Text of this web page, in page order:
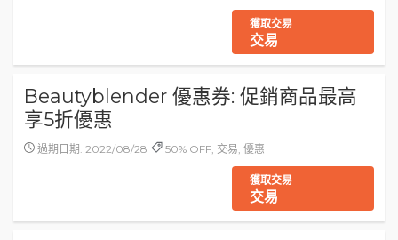
獲取交易
交易
Beautyblender 優惠券: 促銷商品最高
享5折優惠
過期日期: 2022/08/28 50% OFF, 交易, 優惠
獲取交易
交易